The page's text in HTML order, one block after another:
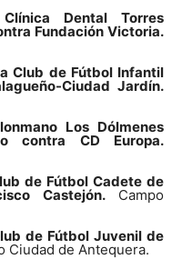
Dental Torres
Fundación Victoria.
Club de Fútbol Infantil
Ciudad Jardín.
Los Dólmenes
contra CD Europa.
de Fútbol Cadete de
Castejón.Campo
de Fútbol Juvenil de
Ciudad de Antequera.